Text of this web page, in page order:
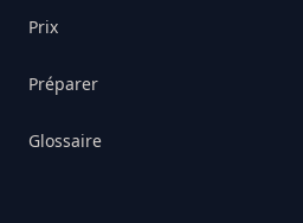
Prix
Préparer
Glossaire